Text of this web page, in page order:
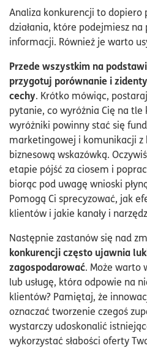
Analiza konkurencji to dopiero
działania, które podejmiesz
informacji. Również je warto
Przede wszystkim na
przygotuj porównanie i
cechy. Krótko mówiąc,
pytanie, co wyróżnia Cię na tle
wyróżniki powinny stać się
marketingowej i komunikacji
biznesową wskazówką.
etapie pójść za ciosem i
biorąc pod uwagę wnioski
Pomogą Ci sprecyzować, jak
klientów i jakie kanały i
Następnie zastanów się nad
konkurencji często ujawnia
zagospodarować. Może warto
lub usługę, która odpowie na
klientów? Pamiętaj, że
oznaczać tworzenie czegoś
wystarczy udoskonalić
wykorzystać słabości oferty